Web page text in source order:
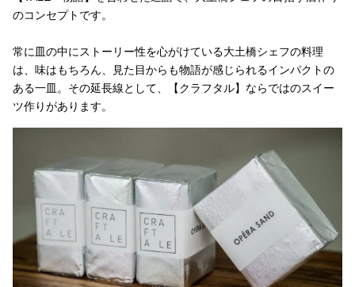
のコンセプトです。
常に皿の中にストーリー性を心がけている大土橋シェフの料理
は、味はもちろん、見た目からも物語が感じられるインパクトの
ある一皿。その延長線として、【クラフタル】ならではのスイー
ツ作りがあります。